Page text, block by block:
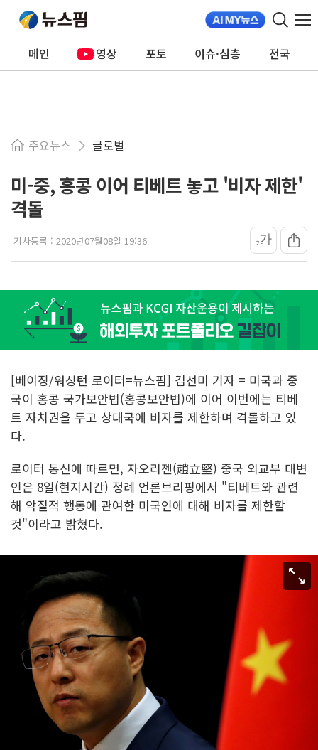
메인 영상 포토 이슈·심층 전국
주요뉴스 글로벌
미-중, 홍콩 이어 티베트 놓고 '비자 제한'
격돌
기사등록 : 2020년07월08일 19:36 가가
[베이징/워싱턴 로이터=뉴스핌] 김선미 기자 = 미국과 중
국이 홍콩 국가보안법(홍콩보안법)에 이어 이번에는 티베
트 자치권을 두고 상대국에 비자를 제한하며 격돌하고 있
다.
로이터 통신에 따르면, 자오리젠(趙立堅) 중국 외교부 대변
인은 8일(현지시간) 정례 언론브리핑에서 "티베트와 관련
해 악질적 행동에 관여한 미국인에 대해 비자를 제한할
것"이라고 밝혔다.